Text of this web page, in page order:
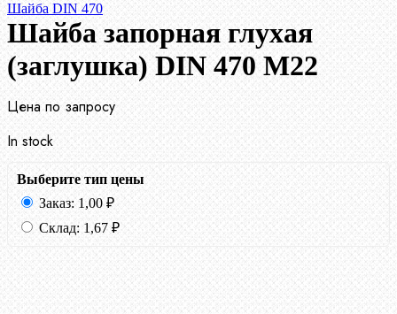
Шайба DIN 470
Шайба запорная глухая
(заглушка) DIN 470 М22
Цена по запросу
In stock
Выберите тип цены
Заказ: 1,00 ₽
Склад: 1,67 ₽